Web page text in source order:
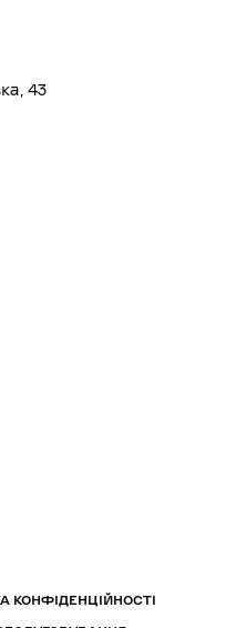
43
КОНФІДЕНЦІЙНОСТІ